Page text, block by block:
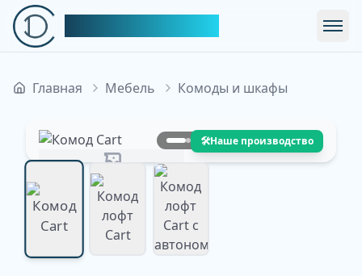
Главная Мебель Комоды и шкафы
🛠️Наше производство
Изображение недоступно